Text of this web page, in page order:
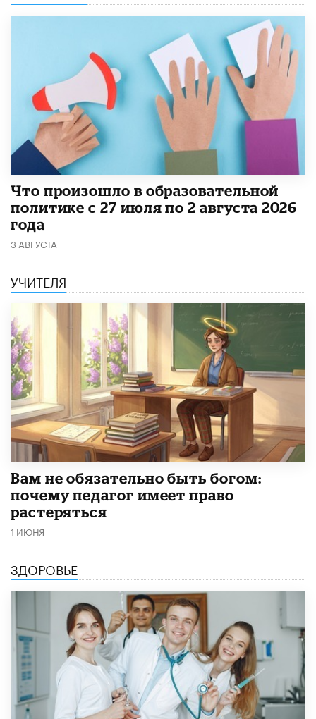
​Что произошло в образовательной
политике с 27 июля по 2 августа 2026
года
3 АВГУСТА
УЧИТЕЛЯ
​Вам не обязательно быть богом:
почему педагог имеет право
растеряться
1 ИЮНЯ
ЗДОРОВЬЕ